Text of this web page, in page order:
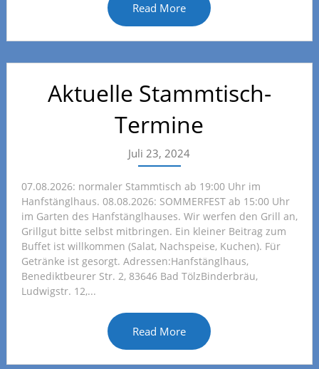
Read More
Aktuelle Stammtisch-
Termine
Juli 23, 2024
07.08.2026: normaler Stammtisch ab 19:00 Uhr im
Hanfstänglhaus. 08.08.2026: SOMMERFEST ab 15:00 Uhr
im Garten des Hanfstänglhauses. Wir werfen den Grill an,
Grillgut bitte selbst mitbringen. Ein kleiner Beitrag zum
Buffet ist willkommen (Salat, Nachspeise, Kuchen). Für
Getränke ist gesorgt. Adressen:Hanfstänglhaus,
Benediktbeurer Str. 2, 83646 Bad TölzBinderbräu,
Ludwigstr. 12,...
Read More